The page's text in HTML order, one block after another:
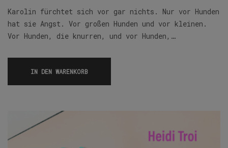
Karolin fürchtet sich vor gar nichts. Nur vor Hunden
hat sie Angst. Vor großen Hunden und vor kleinen.
Vor Hunden, die knurren, und vor Hunden,…
IN DEN WARENKORB